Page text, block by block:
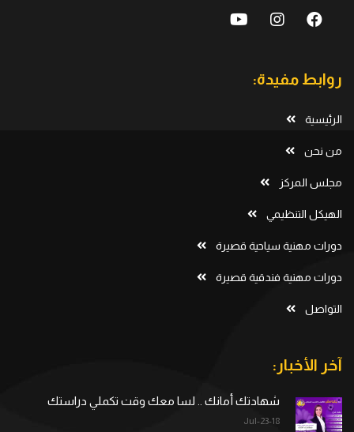
روابط مفيدة:
الرئيسية
من نحن
مجلس المركز
الهيكل التنظيمي
دورات مهنية سياحية قصيرة
دورات مهنية فندقية قصيرة
التواصل
آخر الأخبار:
شهادتك أمانك .. لسا معك وقت تكملي دراستك
18-Jul-23